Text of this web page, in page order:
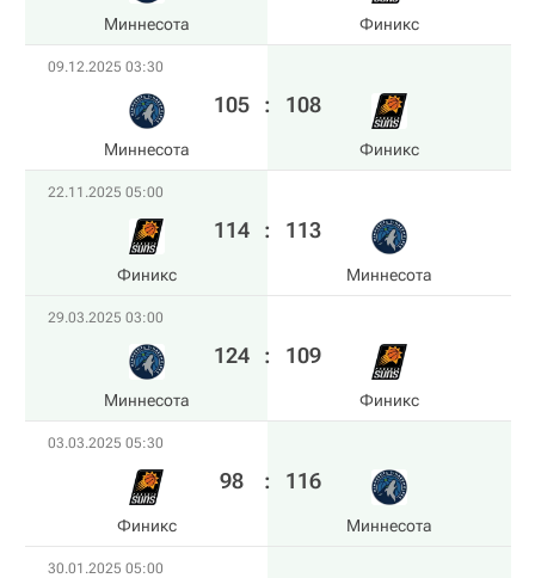
Миннесота Финикс
09.12.2025 03:30
Миннесота
105 : 108
Финикс
22.11.2025 05:00
Финикс
114 : 113
Миннесота
29.03.2025 03:00
Миннесота
124 : 109
Финикс
03.03.2025 05:30
Финикс
98 : 116
Миннесота
30.01.2025 05:00